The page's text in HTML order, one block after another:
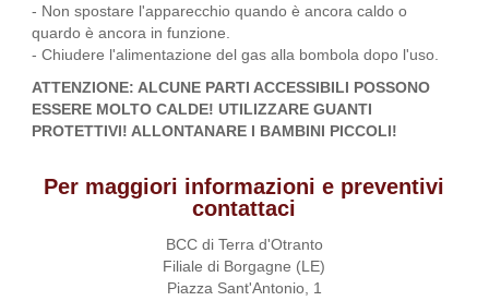
- Non spostare l'apparecchio quando è ancora caldo o
quardo è ancora in funzione.
- Chiudere l'alimentazione del gas alla bombola dopo l'uso.
ATTENZIONE: ALCUNE PARTI ACCESSIBILI POSSONO
ESSERE MOLTO CALDE! UTILIZZARE GUANTI
PROTETTIVI! ALLONTANARE I BAMBINI PICCOLI!
Per maggiori informazioni e preventivi
contattaci
BCC di Terra d'Otranto
Filiale di Borgagne (LE)
Piazza Sant'Antonio, 1